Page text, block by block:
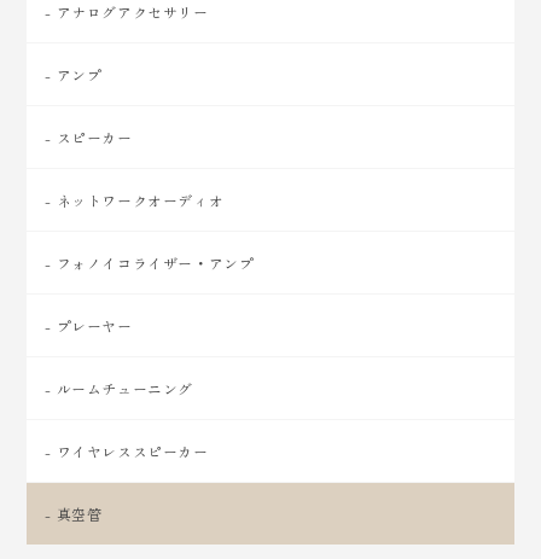
- アナログアクセサリー
- アンプ
- スピーカー
- ネットワークオーディオ
- フォノイコライザー・アンプ
- プレーヤー
- ルームチューニング
- ワイヤレススピーカー
- 真空管